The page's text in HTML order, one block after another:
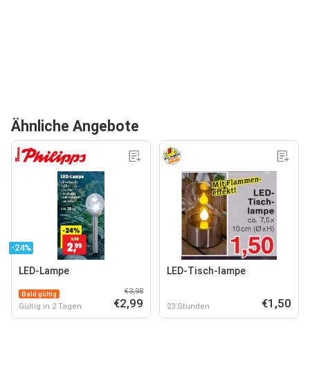
Ähnliche Angebote
-24%
LED-Lampe
Bald gültig
Gültig in 2 Tagen
€3,98
€2,99
LED-Tisch-lampe
23 Stunden €1,50